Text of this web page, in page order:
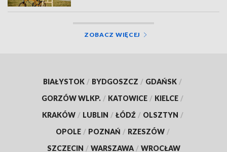
ZOBACZ WIĘCEJ
BIAŁYSTOK / BYDGOSZCZ / GDAŃSK /
GORZÓW WLKP. / KATOWICE / KIELCE /
KRAKÓW / LUBLIN / ŁÓDŹ / OLSZTYN /
OPOLE / POZNAŃ / RZESZÓW /
SZCZECIN / WARSZAWA / WROCŁAW